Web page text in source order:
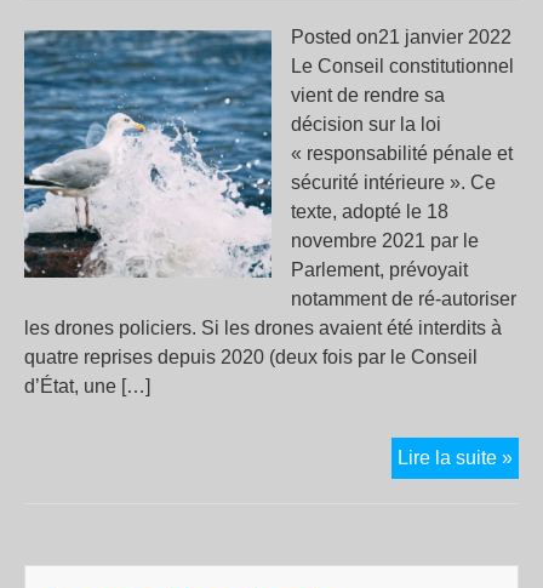
Posted on21 janvier 2022
Le Conseil constitutionnel
vient de rendre sa
décision sur la loi
« responsabilité pénale et
sécurité intérieure ». Ce
texte, adopté le 18
novembre 2021 par le
Parlement, prévoyait
notamment de ré-autoriser
les drones policiers. Si les drones avaient été interdits à
quatre reprises depuis 2020 (deux fois par le Conseil
d’État, une […]
Lire la suite »Les
par